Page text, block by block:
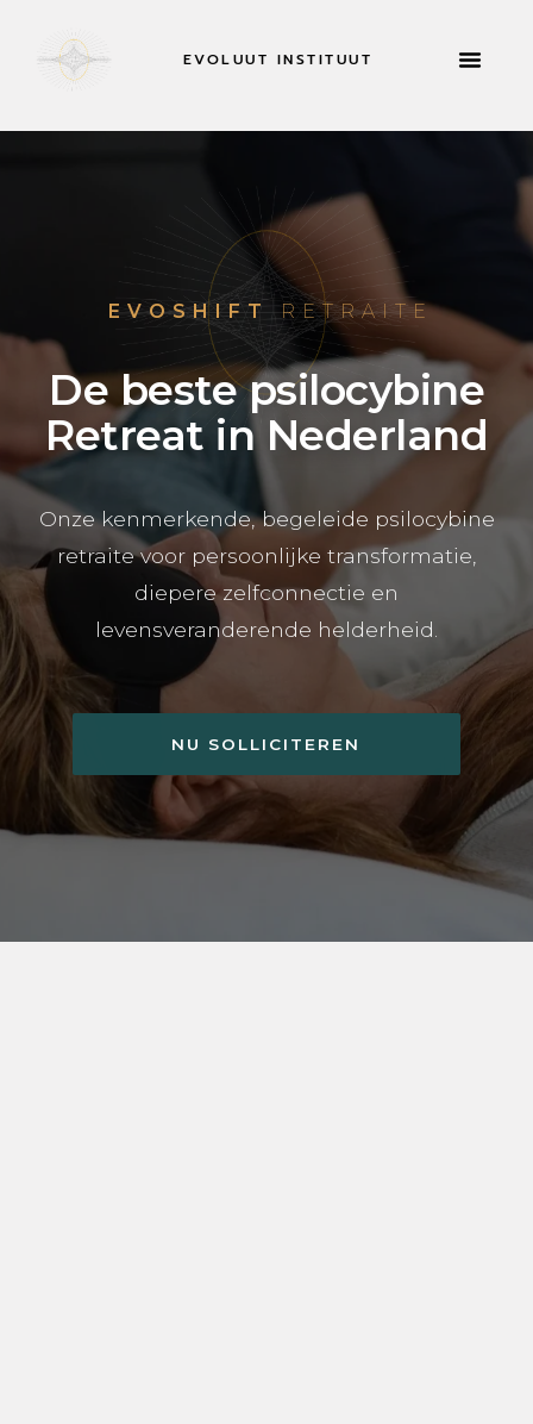
EVOLUUT INSTITUUT
EVOSHIFT RETRAITE
De beste psilocybine
Retreat in Nederland
Onze kenmerkende, begeleide psilocybine
retraite voor persoonlijke transformatie,
diepere zelfconnectie en
levensveranderende helderheid.
NU SOLLICITEREN